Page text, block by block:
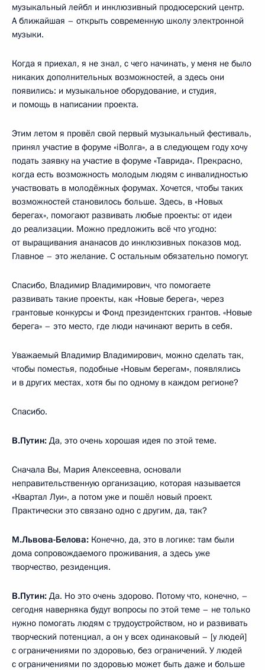
музыкальный лейбл и инклюзивный продюсерский центр.
А ближайшая – открыть современную школу электронной
музыки.
Когда я приехал, я не знал, с чего начинать, у меня не было
никаких дополнительных возможностей, а здесь они
появились: и музыкальное оборудование, и студия,
и помощь в написании проекта.
Этим летом я провёл свой первый музыкальный фестиваль,
принял участие в форуме «iВолга», а в следующем году хочу
подать заявку на участие в форуме «Таврида». Прекрасно,
когда есть возможность молодым людям с инвалидностью
участвовать в молодёжных форумах. Хочется, чтобы таких
возможностей становилось больше. Здесь, в «Новых
берегах», помогают развивать любые проекты: от идеи
до реализации. Можно предложить всё что угодно:
от выращивания ананасов до инклюзивных показов мод.
Главное – это желание. С остальным обязательно помогут.
Спасибо, Владимир Владимирович, что помогаете
развивать такие проекты, как «Новые берега», через
грантовые конкурсы и Фонд президентских грантов. «Новые
берега» – это место, где люди начинают верить в себя.
Уважаемый Владимир Владимирович, можно сделать так,
чтобы поместья, подобные «Новым берегам», появлялись
и в других местах, хотя бы по одному в каждом регионе?
Спасибо.
В.Путин: Да, это очень хорошая идея по этой теме.
Сначала Вы, Мария Алексеевна, основали
неправительственную организацию, которая называется
«Квартал Луи», а потом уже и пошёл новый проект.
Практически это связано одно с другим, да, так?
М.Львова-Белова: Конечно, да, это в логике: там были
дома сопровождаемого проживания, а здесь уже
творчество, резиденция.
В.Путин: Да. Но это очень здорово. Потому что, конечно, –
сегодня наверняка будут вопросы по этой теме – не только
нужно помогать людям с трудоустройством, но и развивать
творческий потенциал, а он у всех одинаковый – [у людей]
с ограничениями по здоровью, без ограничений. У людей
с ограничениями по здоровью может быть даже и больше